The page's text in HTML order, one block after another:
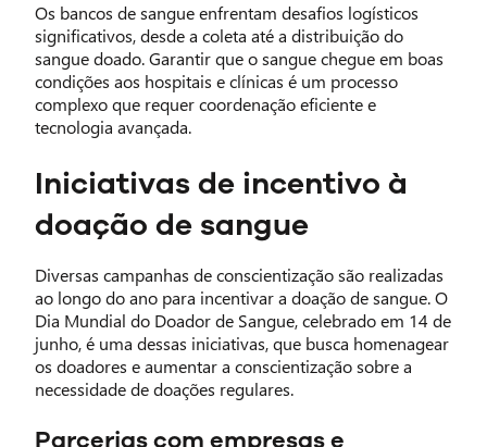
Os bancos de sangue enfrentam desafios logísticos
significativos, desde a coleta até a distribuição do
sangue doado. Garantir que o sangue chegue em boas
condições aos hospitais e clínicas é um processo
complexo que requer coordenação eficiente e
tecnologia avançada.
Iniciativas de incentivo à
doação de sangue
Diversas campanhas de conscientização são realizadas
ao longo do ano para incentivar a doação de sangue. O
Dia Mundial do Doador de Sangue, celebrado em 14 de
junho, é uma dessas iniciativas, que busca homenagear
os doadores e aumentar a conscientização sobre a
necessidade de doações regulares.